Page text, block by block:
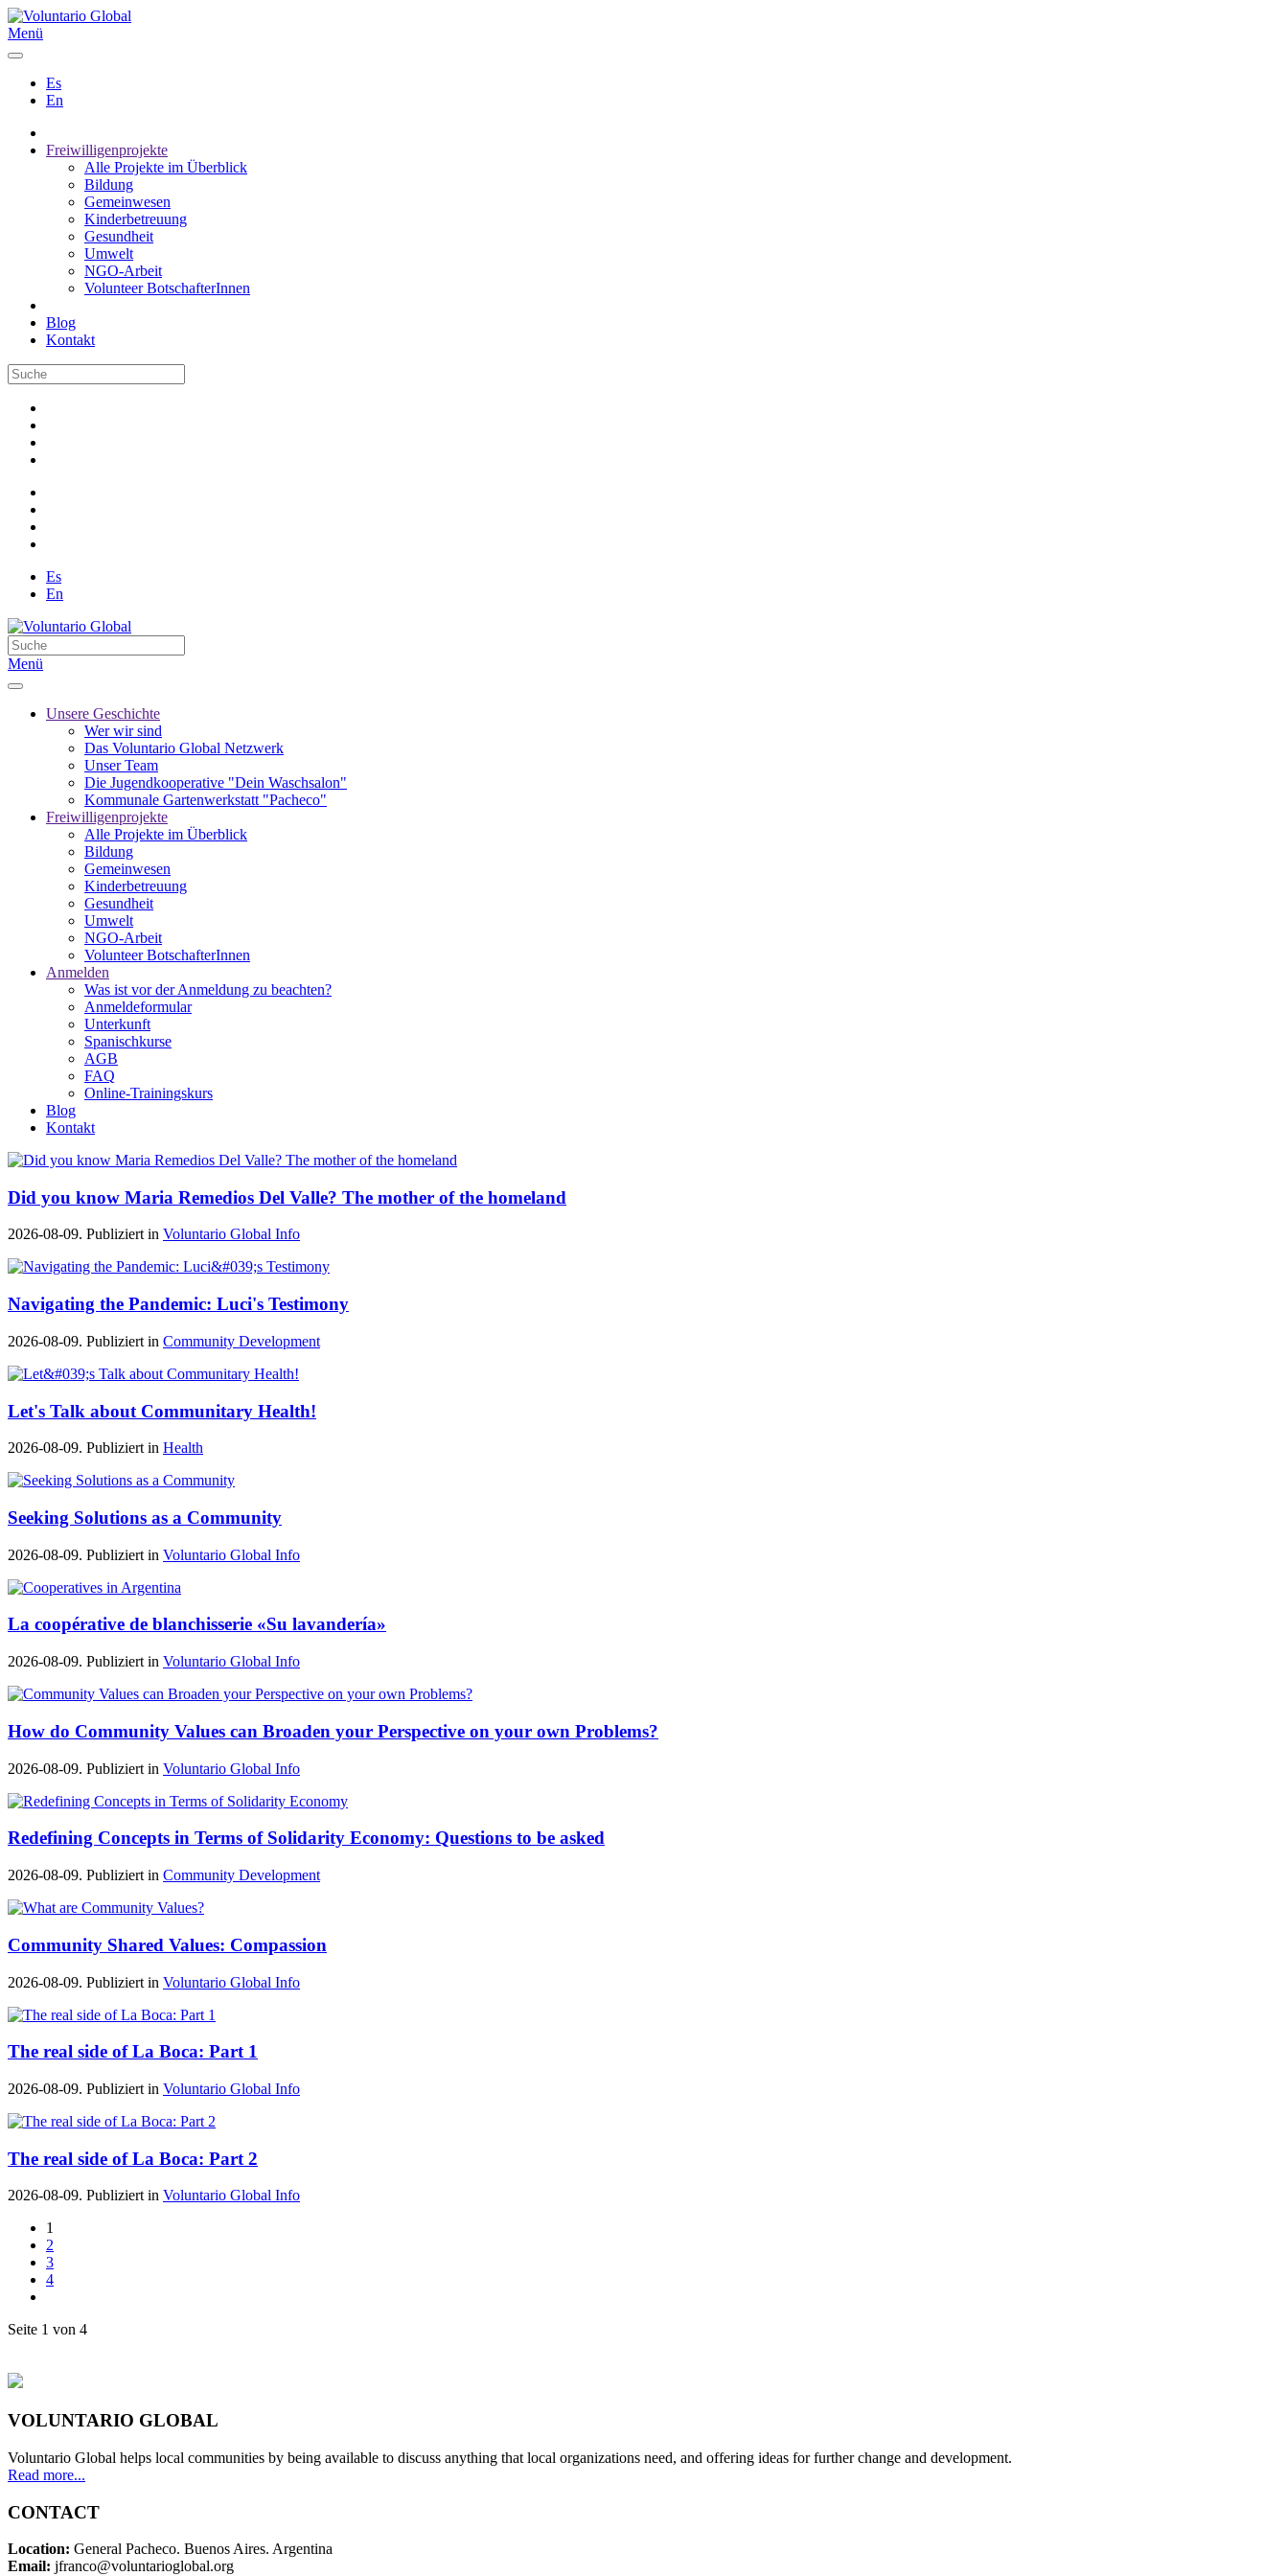
Menü
Es
En
Freiwilligenprojekte
Alle Projekte im Überblick
Bildung
Gemeinwesen
Kinderbetreuung
Gesundheit
Umwelt
NGO-Arbeit
Volunteer BotschafterInnen
Blog
Kontakt
Es
En
Menü
Unsere Geschichte
Wer wir sind
Das Voluntario Global Netzwerk
Unser Team
Die Jugendkooperative "Dein Waschsalon"
Kommunale Gartenwerkstatt "Pacheco"
Freiwilligenprojekte
Alle Projekte im Überblick
Bildung
Gemeinwesen
Kinderbetreuung
Gesundheit
Umwelt
NGO-Arbeit
Volunteer BotschafterInnen
Anmelden
Was ist vor der Anmeldung zu beachten?
Anmeldeformular
Unterkunft
Spanischkurse
AGB
FAQ
Online-Trainingskurs
Blog
Kontakt
Did you know Maria Remedios Del Valle? The mother of the homeland
2026-08-09. Publiziert in Voluntario Global Info
Navigating the Pandemic: Luci's Testimony
2026-08-09. Publiziert in Community Development
Let's Talk about Communitary Health!
2026-08-09. Publiziert in Health
Seeking Solutions as a Community
2026-08-09. Publiziert in Voluntario Global Info
La coopérative de blanchisserie «Su lavandería»
2026-08-09. Publiziert in Voluntario Global Info
How do Community Values can Broaden your Perspective on your own Problems?
2026-08-09. Publiziert in Voluntario Global Info
Redefining Concepts in Terms of Solidarity Economy: Questions to be asked
2026-08-09. Publiziert in Community Development
Community Shared Values: Compassion
2026-08-09. Publiziert in Voluntario Global Info
The real side of La Boca: Part 1
2026-08-09. Publiziert in Voluntario Global Info
The real side of La Boca: Part 2
2026-08-09. Publiziert in Voluntario Global Info
1
2
3
4
Seite 1 von 4
VOLUNTARIO GLOBAL
Voluntario Global helps local communities by being available to discuss anything that local organizations need, and offering ideas for further change and development.
Read more...
CONTACT
Location: General Pacheco. Buenos Aires. Argentina
Email: jfranco@voluntarioglobal.org